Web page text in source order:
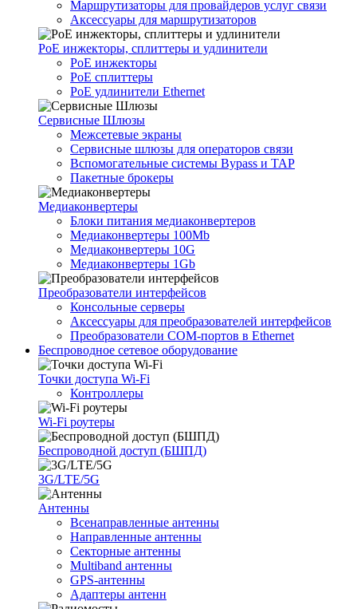
Маршрутизаторы для провайдеров услуг связи
Аксессуары для маршрутизаторов
PoE инжекторы, сплиттеры и удлинители
PoE инжекторы
PoE сплиттеры
PoE удлинители Ethernet
Сервисные Шлюзы
Межсетевые экраны
Сервисные шлюзы для операторов связи
Вспомогательные системы Bypass и TAP
Пакетные брокеры
Медиаконвертеры
Блоки питания медиаконвертеров
Медиаконвертеры 100Mb
Медиаконвертеры 10G
Медиаконвертеры 1Gb
Преобразователи интерфейсов
Консольные серверы
Аксессуары для преобразователей интерфейсов
Преобразователи COM-портов в Ethernet
Беспроводное сетевое оборудование
Точки доступа Wi-Fi
Контроллеры
Wi-Fi роутеры
Беспроводной доступ (БШПД)
3G/LTE/5G
Антенны
Всенаправленные антенны
Направленные антенны
Секторные антенны
Multiband антенны
GPS-антенны
Адаптеры антенн